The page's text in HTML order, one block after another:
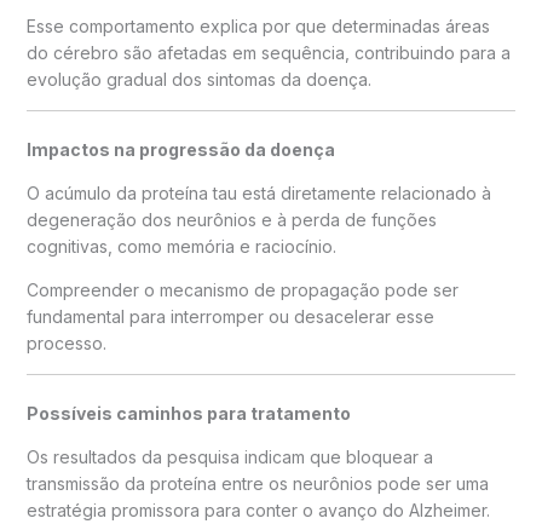
Esse comportamento explica por que determinadas áreas
do cérebro são afetadas em sequência, contribuindo para a
evolução gradual dos sintomas da doença.
Impactos na progressão da doença
O acúmulo da proteína tau está diretamente relacionado à
degeneração dos neurônios e à perda de funções
cognitivas, como memória e raciocínio.
Compreender o mecanismo de propagação pode ser
fundamental para interromper ou desacelerar esse
processo.
Possíveis caminhos para tratamento
Os resultados da pesquisa indicam que bloquear a
transmissão da proteína entre os neurônios pode ser uma
estratégia promissora para conter o avanço do Alzheimer.